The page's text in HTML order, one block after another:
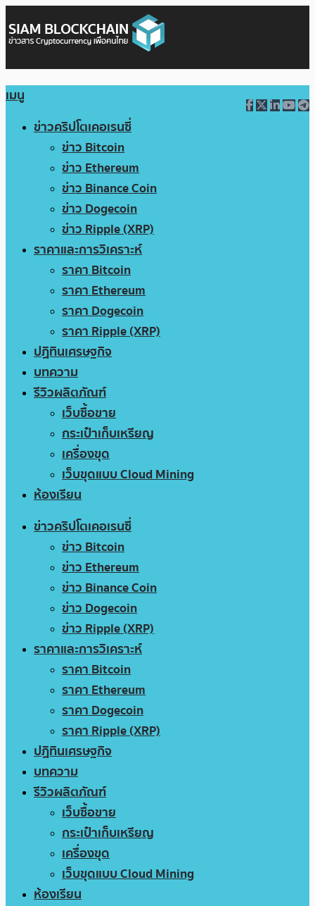
เมนู
ข่าวคริปโตเคอเรนซี่
ข่าว Bitcoin
ข่าว Ethereum
ข่าว Binance Coin
ข่าว Dogecoin
ข่าว Ripple (XRP)
ราคาและการวิเคราะห์
ราคา Bitcoin
ราคา Ethereum
ราคา Dogecoin
ราคา Ripple (XRP)
ปฏิทินเศรษฐกิจ
บทความ
รีวิวผลิตภัณฑ์
เว็บซื้อขาย
กระเป๋าเก็บเหรียญ
เครื่องขุด
เว็บขุดแบบ Cloud Mining
ห้องเรียน
ข่าวคริปโตเคอเรนซี่
ข่าว Bitcoin
ข่าว Ethereum
ข่าว Binance Coin
ข่าว Dogecoin
ข่าว Ripple (XRP)
ราคาและการวิเคราะห์
ราคา Bitcoin
ราคา Ethereum
ราคา Dogecoin
ราคา Ripple (XRP)
ปฏิทินเศรษฐกิจ
บทความ
รีวิวผลิตภัณฑ์
เว็บซื้อขาย
กระเป๋าเก็บเหรียญ
เครื่องขุด
เว็บขุดแบบ Cloud Mining
ห้องเรียน